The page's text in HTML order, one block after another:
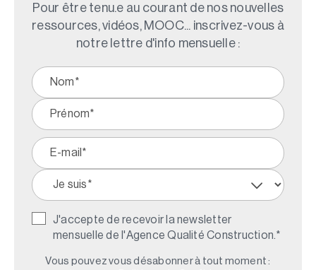
Pour être tenu.e au courant de nos nouvelles
ressources, vidéos, MOOC... inscrivez-vous à
notre lettre d'info mensuelle :
J'accepte de recevoir la newsletter
mensuelle de l'Agence Qualité Construction. *
Vous pouvez vous désabonner à tout moment :